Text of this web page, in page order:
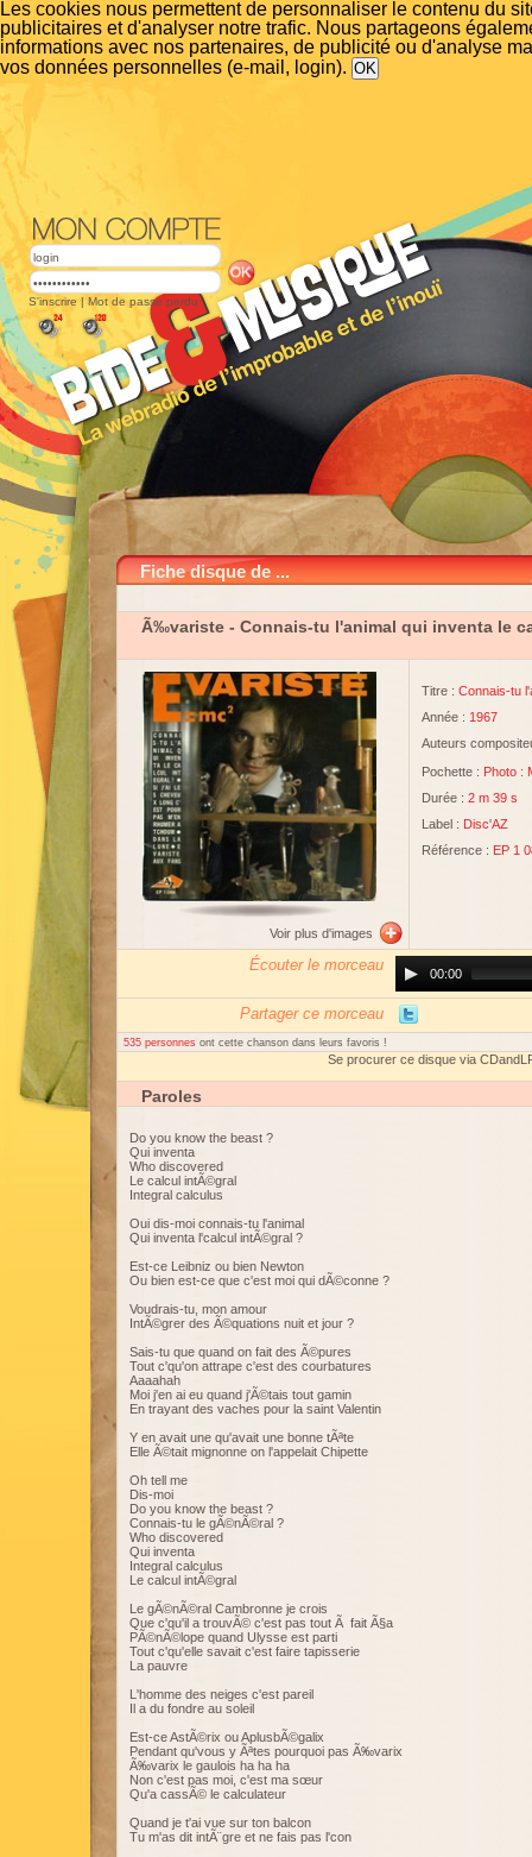
Les cookies nous permettent de personnaliser le contenu du
publicitaires et d'analyser notre trafic. Nous partageons
informations avec nos partenaires, de publicité ou d'analyse
vos données personnelles (e-mail, login).
S'inscrire | Mot de passe perdu
Fiche disque de ...
Ã‰variste - Connais-tu l'animal qui inventa le
Voir plus d'images
Titre : Connais-tu
Année : 1967
Auteurs
Pochette : Photo :
Durée : 2 m 39 s
Label : Disc'AZ
Référence : EP 1
Écouter le morceau
Player00:00
Partager ce morceau
535 personnes ont cette chanson dans leurs favoris !
Se procurer ce disque via
Paroles
Do you know the beast ?
Qui inventa
Who discovered
Le calcul intÃ©gral
Integral calculus
Oui dis-moi connais-tu l'animal
Qui inventa l'calcul intÃ©gral ?
Est-ce Leibniz ou bien Newton
Ou bien est-ce que c'est moi qui dÃ©conne ?
Voudrais-tu, mon amour
IntÃ©grer des Ã©quations nuit et jour ?
Sais-tu que quand on fait des Ã©pures
Tout c'qu'on attrape c'est des courbatures
Aaaahah
Moi j'en ai eu quand j'Ã©tais tout gamin
En trayant des vaches pour la saint Valentin
Y en avait une qu'avait une bonne tÃªte
Elle Ã©tait mignonne on l'appelait Chipette
Oh tell me
Dis-moi
Do you know the beast ?
Connais-tu le gÃ©nÃ©ral ?
Who discovered
Qui inventa
Integral calculus
Le calcul intÃ©gral
Le gÃ©nÃ©ral Cambronne je crois
Que c'qu'il a trouvÃ© c'est pas tout Ã fait Ã§a
PÃ©nÃ©lope quand Ulysse est parti
Tout c'qu'elle savait c'est faire tapisserie
La pauvre
L'homme des neiges c'est pareil
Il a du fondre au soleil
Est-ce AstÃ©rix ou AplusbÃ©galix
Pendant qu'vous y Ãªtes pourquoi pas Ã‰varix
Ã‰varix le gaulois ha ha ha
Non c'est pas moi, c'est ma sœur
Qu'a cassÃ© le calculateur
Quand je t'ai vue sur ton balcon
Tu m'as dit intÃ¨gre et ne fais pas l'con